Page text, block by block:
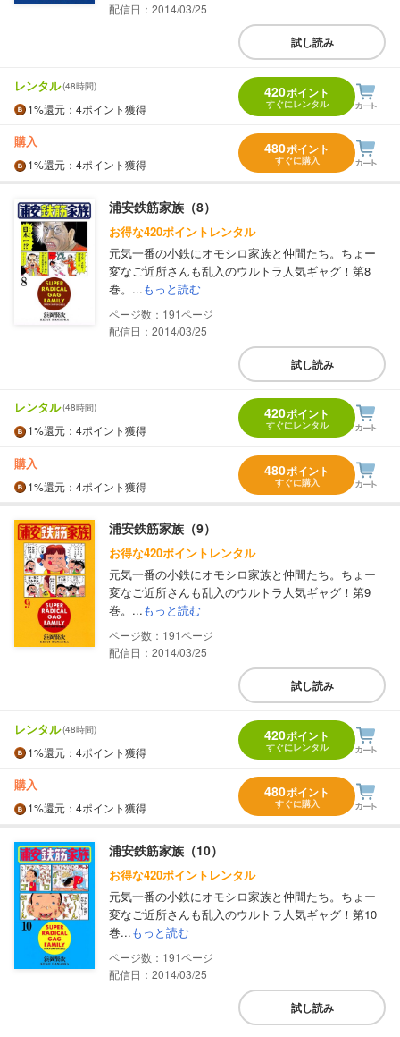
配信日：2014/03/25
試し読み
レンタル(48時間)
1%還元 ：4ポイント獲得
420ポイント
すぐにレンタル
購入
1%還元 ：4ポイント獲得
480ポイント
すぐに購入
浦安鉄筋家族（8）
お得な420ポイントレンタル
元気一番の小鉄にオモシロ家族と仲間たち。ちょー
変なご近所さんも乱入のウルトラ人気ギャグ！第8
巻。...もっと読む
191
配信日：2014/03/25
試し読み
レンタル(48時間)
1%還元 ：4ポイント獲得
420ポイント
すぐにレンタル
購入
1%還元 ：4ポイント獲得
480ポイント
すぐに購入
浦安鉄筋家族（9）
お得な420ポイントレンタル
元気一番の小鉄にオモシロ家族と仲間たち。ちょー
変なご近所さんも乱入のウルトラ人気ギャグ！第9
巻。...もっと読む
191
配信日：2014/03/25
試し読み
レンタル(48時間)
1%還元 ：4ポイント獲得
420ポイント
すぐにレンタル
購入
1%還元 ：4ポイント獲得
480ポイント
すぐに購入
浦安鉄筋家族（10）
お得な420ポイントレンタル
元気一番の小鉄にオモシロ家族と仲間たち。ちょー
変なご近所さんも乱入のウルトラ人気ギャグ！第10
巻...もっと読む
191
配信日：2014/03/25
試し読み